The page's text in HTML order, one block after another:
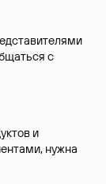
с
и
нужна